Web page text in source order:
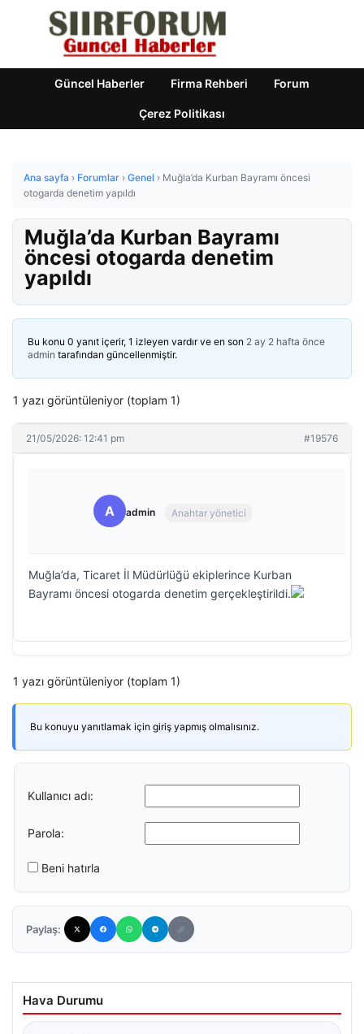
Güncel Haberler Firma Rehberi Forum
Çerez Politikası
Ana sayfa › Forumlar › Genel › Muğla’da Kurban Bayramı öncesi
otogarda denetim yapıldı
Muğla’da Kurban Bayramı
öncesi otogarda denetim
yapıldı
Bu konu 0 yanıt içerir, 1 izleyen vardır ve en son 2 ay 2 hafta önce
admin tarafından güncellenmiştir.
1 yazı görüntüleniyor (toplam 1)
21/05/2026: 12:41 pm #19576
A admin Anahtar yönetici
Muğla’da, Ticaret İl Müdürlüğü ekiplerince Kurban
Bayramı öncesi otogarda denetim gerçekleştirildi.
1 yazı görüntüleniyor (toplam 1)
Bu konuyu yanıtlamak için giriş yapmış olmalısınız.
Kullanıcı adı:
Parola:
Beni hatırla
Paylaş:
Hava Durumu